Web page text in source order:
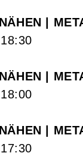
|
|
|